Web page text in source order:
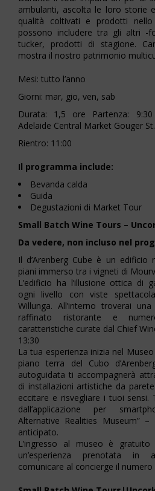
ambulanti, ascolta le loro storie
qualità coltivati ​​e prodotti
possono includere tra gli altri -
tucker, prodotti di stagione.
mostra il nostro patrimonio
Mesi: tutto l’anno
Giorni: mar, gio, ven, sab
Durata: 1,5 ore Partenza:
Adelaide Central Market Gouger St.
Rientro: 11:00
Il programma include:
Bevanda calda
Guida
Degustazioni di Market Tour
Small Batch Wine Tours –
Da vedere, non incluso nel
Il d’Arenberg Cube è un edificio
piani immerso tra i vigneti di
L’edificio ha l’illusione ottica di
ogni livello con viste
Willunga. All’interno troverai
raffinato ristorante e
caratteristiche curate dal Chief
13:30
La tua esperienza inizia nel
piano terra del Cubo
autoguidata ti accompagnerà
di installazioni artistiche da
eccitare e risvegliare i tuoi
dall’applicazione per
Alternative Realities Museum”
anticipato.
L’ingresso al museo è
un’esperienza prenotata in
comunicare al concierge il numero